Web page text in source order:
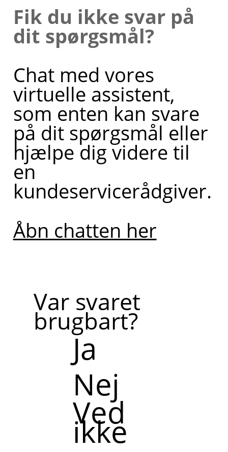
Fik du ikke svar på
dit spørgsmål?
Chat med vores
virtuelle assistent,
som enten kan svare
på dit spørgsmål eller
hjælpe dig videre til
en
kundeservicerådgiver.
Åbn chatten her
Var svaret
brugbart?
Ja
Nej
Ved
ikke